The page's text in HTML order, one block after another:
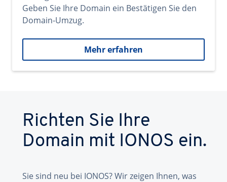
Geben Sie Ihre Domain ein Bestätigen Sie den
Domain-Umzug.
Mehr erfahren
Richten Sie Ihre
Domain mit IONOS ein.
Sie sind neu bei IONOS? Wir zeigen Ihnen, was